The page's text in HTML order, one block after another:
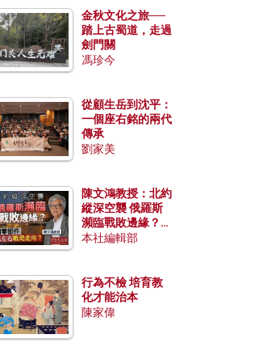
金秋文化之旅──
踏上古蜀道，走過
劍門關
馮珍今
從顧生岳到沈平：
一個座右銘的兩代
傳承
劉家美
陳文鴻教授：北約
縱深空襲 俄羅斯
瀕臨戰敗邊緣？中
國零部件能左右戰
本社編輯部
行為不檢 培育教
化才能治本
陳家偉